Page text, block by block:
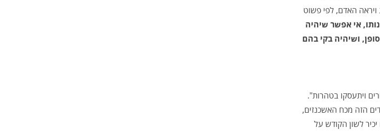
ויראה האדם, לפי פשוט
אי אפשר שיהיה
ושיהיה בקי בהם
ויתעסקו בטהרות".
הזה מכח האשכנזים,
לשון הקודש על